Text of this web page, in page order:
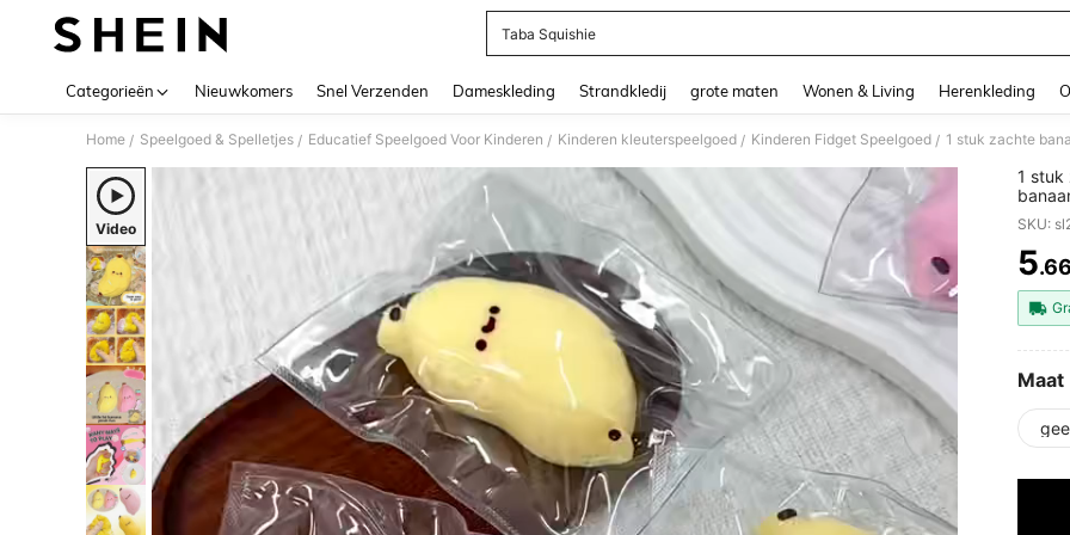
Taba Squishie
Categorieën Nieuwkomers Snel Verzenden Dameskleding Strandkledij grote maten Wonen & Living Herenkleding
Home / Speelgoed & Spelletjes / Educatief Speelgoed Voor Kinderen / Kinderen kleuterspeelgoed / Kinderen Fidget Speelgoed /
Video
1 stuk
vuller
voor
SKU:
5
Maat